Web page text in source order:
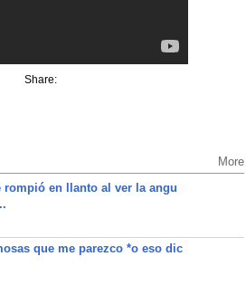
Share:
More
rompió en llanto al ver la angu
que me parezco *o eso dic